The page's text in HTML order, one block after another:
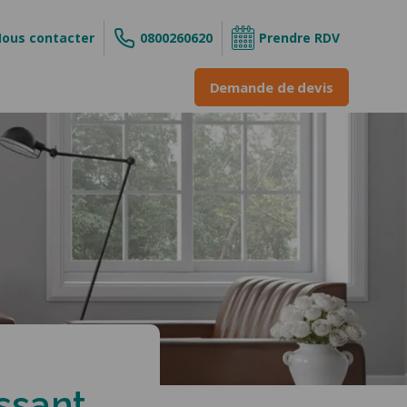
contacter 0800260620 Prendre RDV
&
Demande de devis